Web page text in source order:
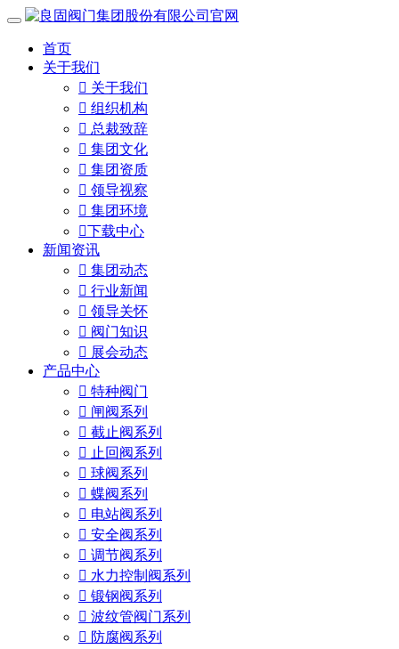
首页
关于我们
 关于我们
 组织机构
 总裁致辞
 集团文化
 集团资质
 领导视察
 集团环境
下载中心
新闻资讯
 集团动态
 行业新闻
 领导关怀
 阀门知识
 展会动态
产品中心
 特种阀门
 闸阀系列
 截止阀系列
 止回阀系列
 球阀系列
 蝶阀系列
 电站阀系列
 安全阀系列
 调节阀系列
 水力控制阀系列
 锻钢阀系列
 波纹管阀门系列
 防腐阀系列